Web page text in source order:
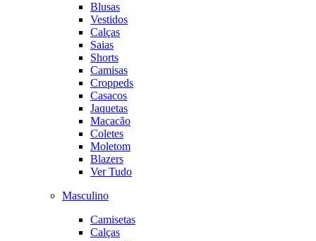
Blusas
Vestidos
Calças
Saias
Shorts
Camisas
Croppeds
Casacos
Jaquetas
Macacão
Coletes
Moletom
Blazers
Ver Tudo
Masculino
Camisetas
Calças